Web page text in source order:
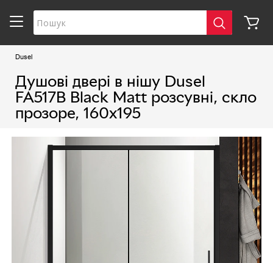
Dusel
Душові двері в нішу Dusel
FA517B Black Matt розсувні, скло
прозоре, 160х195